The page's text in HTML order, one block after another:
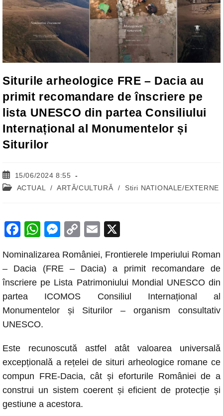
Siturile arheologice FRE – Dacia au
primit recomandare de înscriere pe
lista UNESCO din partea Consiliului
Internațional al Monumentelor și
Siturilor
Post
published:
15/06/2024 8:55
Post ACTUAL / ARTĂ/CULTURĂ / Stiri NATIONALE/EXTERNE
F
c
e
b
o
o
W
at
s
A
p
p
M
ss
e
n
g
C
p
y
Li
n
E
ail
Nominalizarea României, Frontierele Imperiului Roman
– Dacia (FRE – Dacia) a primit recomandare de
înscriere pe Lista Patrimoniului Mondial UNESCO din
partea ICOMOS Consiliul Internațional al
Monumentelor și Siturilor – organism consultativ
UNESCO.
Este recunoscută astfel atât valoarea universalǎ
excepționalǎ a rețelei de situri arheologice romane ce
compun FRE-Dacia, cât și eforturile României de a
construi un sistem coerent și eficient de protecție și
gestiune a acestora.